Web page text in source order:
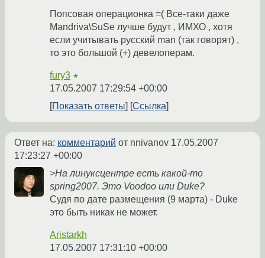
Попсовая операционка =( Все-таки даже
Mandriva\SuSe лучше будут , ИМХО , хотя
если учитывать русский man (так говорят) ,
то это большой (+) девелоперам.
fury3 ★
17.05.2007 17:29:54 +00:00
Показать ответы
Ссылка
Ответ на: комментарий от nnivanov 17.05.2007
17:23:27 +00:00
>На линуксцентре есть какой-то
spring2007. Это Voodoo или Duke?
Судя по дате размещения (9 марта) - Duke
это быть никак не может.
Aristarkh
17.05.2007 17:31:10 +00:00